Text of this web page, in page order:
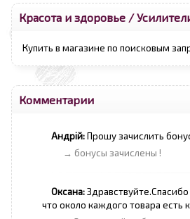
Красота и здоровье /
Купить в магазине по поисковым
Комментарии
Андрій:Прошу зачислить
→ бонусы зачислены !
Оксана:
что около каждого товара есть